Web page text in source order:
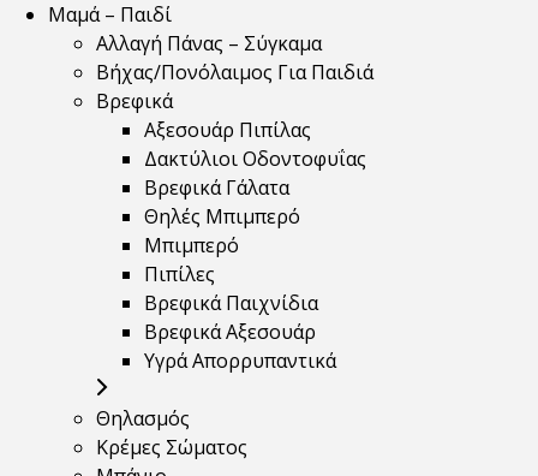
Μαμά – Παιδί
Αλλαγή Πάνας – Σύγκαμα
Βήχας/Πονόλαιμος Για Παιδιά
Βρεφικά
Αξεσουάρ Πιπίλας
Δακτύλιοι Οδοντοφυΐας
Βρεφικά Γάλατα
Θηλές Μπιμπερό
Μπιμπερό
Πιπίλες
Βρεφικά Παιχνίδια
Βρεφικά Αξεσουάρ
Υγρά Απορρυπαντικά
Θηλασμός
Κρέμες Σώματος